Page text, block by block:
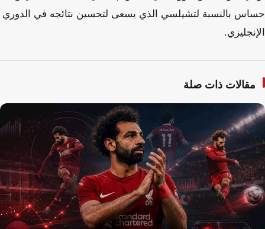
حساس بالنسبة لتشيلسي الذي يسعى لتحسين نتائجه في الدوري
الإنجليزي.
مقالات ذات صلة